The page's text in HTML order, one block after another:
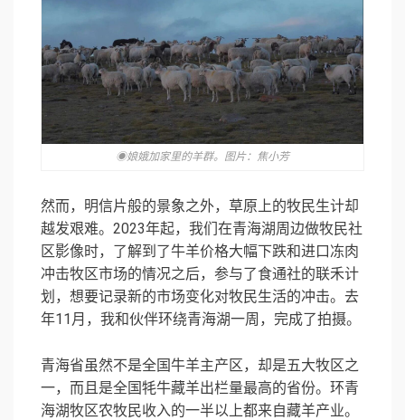
◉娘娥加家里的羊群。图片：焦小芳
然而，明信片般的景象之外，草原上的牧民生计却
越发艰难。2023年起，我们在青海湖周边做牧民社
区影像时，了解到了牛羊价格大幅下跌和进口冻肉
冲击牧区市场的情况之后，参与了食通社的联禾计
划，想要记录新的市场变化对牧民生活的冲击。去
年11月，我和伙伴环绕青海湖一周，完成了拍摄。
青海省虽然不是全国牛羊主产区，却是五大牧区之
一，而且是全国牦牛藏羊出栏量最高的省份。环青
海湖牧区农牧民收入的一半以上都来自藏羊产业。